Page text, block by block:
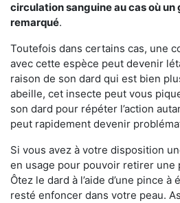
circulation sanguine au cas où
remarqué.
Toutefois dans certains cas, une
avec cette espèce peut devenir
raison de son dard qui est bien
abeille, cet insecte peut vous
son dard pour répéter l’action
peut rapidement devenir
Si vous avez à votre disposition
en usage pour pouvoir retirer une
Ôtez le dard à l’aide d’une pince
resté enfoncer dans votre peau.